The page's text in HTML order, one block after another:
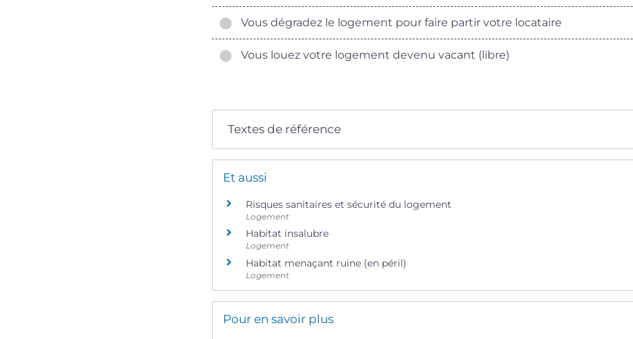
Vous dégradez le logement pour faire partir votre locataire
Vous louez votre logement devenu vacant (libre)
Textes de référence
Et aussi
Risques sanitaires et sécurité du logement
Logement
Habitat insalubre
Logement
Habitat menaçant ruine (en péril)
Logement
Pour en savoir plus